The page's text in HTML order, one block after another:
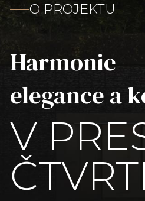
O PROJEKTU
Harmonie
elegance a
V
ČTVRTI